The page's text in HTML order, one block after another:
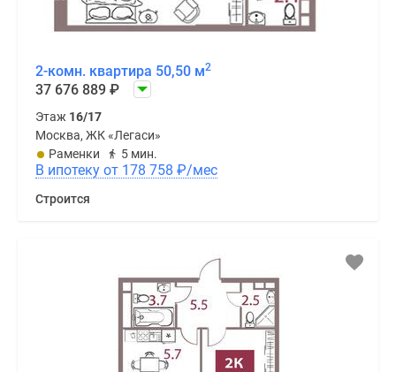
2-комн. квартира 50,50 м2
37 676 889 ₽
Этаж 16/17
Москва, ЖК «Легаси»
Раменки
5 мин.
В ипотеку от 178 758 ₽/мес
Строится